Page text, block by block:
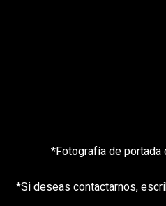
*Fotografía de portada
*Si deseas contactarnos,